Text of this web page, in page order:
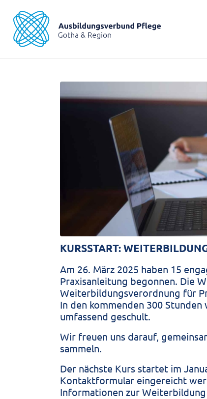
KURSSTART:
Am 26. März 2025 haben 15
Praxisanleitung begonnen. Die
Weiterbildungsverordnung für
In den kommenden 300
umfassend geschult.
Wir freuen uns darauf,
sammeln.
Der nächste Kurs startet im
Kontaktformular eingereicht
Informationen zur